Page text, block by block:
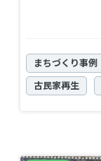
まちづくり事例
古民家再生